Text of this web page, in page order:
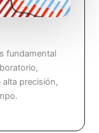
fundamental
precisión,